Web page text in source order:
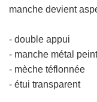
manche devient
- double appui
- manche métal peint
- mèche téflonnée
- étui transparent